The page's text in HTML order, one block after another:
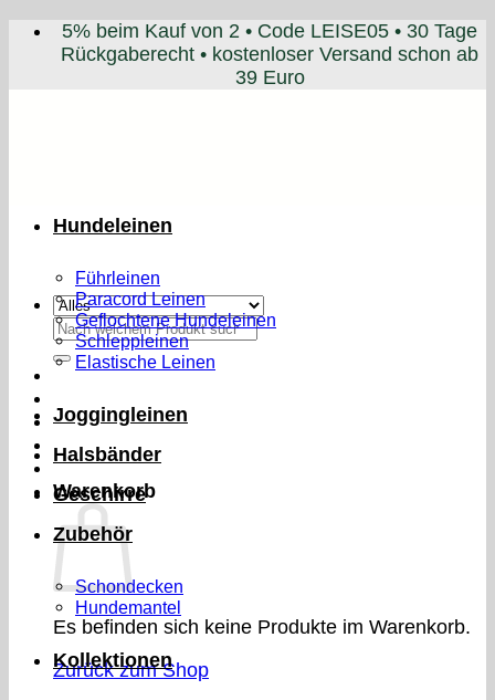
Zum
5% beim Kauf von 2 • Code LEISE05 • 30 Tage
Rückgaberecht • kostenloser Versand schon ab
39 Euro
Suchen
nach:
Warenkorb
Es befinden sich keine Produkte im Warenkorb.
Zurück zum Shop
Hundeleinen
Führleinen
Paracord Leinen
Geflochtene Hundeleinen
Schleppleinen
Elastische Leinen
Joggingleinen
Halsbänder
Geschirre
Zubehör
Schondecken
Hundemantel
Kollektionen